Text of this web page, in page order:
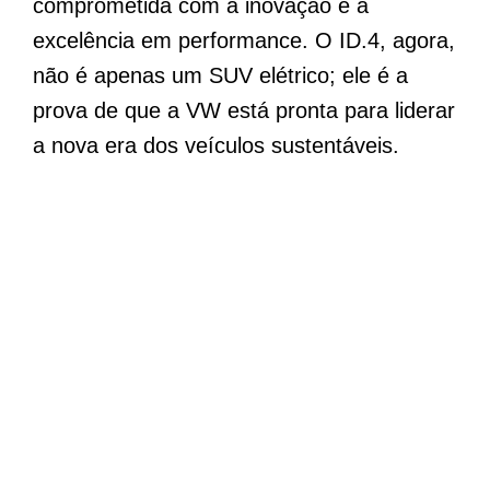
comprometida com a inovação e a
excelência em performance. O ID.4, agora,
não é apenas um SUV elétrico; ele é a
prova de que a VW está pronta para liderar
a nova era dos veículos sustentáveis.